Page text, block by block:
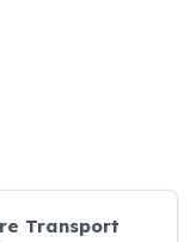
Transport